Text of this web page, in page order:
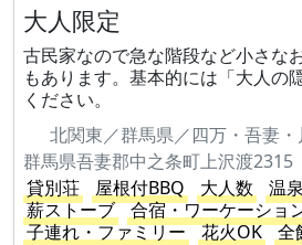
大人限定
古民家なので急な階段など小さな
もあります。基本的には「大人の
ください。
北関東／群馬県／四万・吾妻
群馬県吾妻郡中之条町上沢渡2315
貸別荘
屋根付BBQ 大人数 温泉
薪ストーブ
合宿・ワーケーショ
子連れ・ファミリー
花火OK 全